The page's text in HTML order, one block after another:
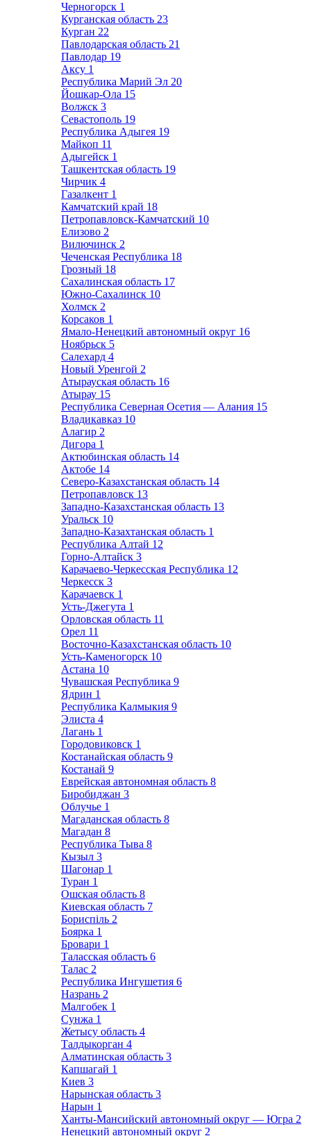
Черногорск 1
Курганская область 23
Курган 22
Павлодарская область 21
Павлодар 19
Аксу 1
Республика Марий Эл 20
Йошкар-Ола 15
Волжск 3
Севастополь 19
Республика Адыгея 19
Майкоп 11
Адыгейск 1
Ташкентская область 19
Чирчик 4
Газалкент 1
Камчатский край 18
Петропавловск-Камчатский 10
Елизово 2
Вилючинск 2
Чеченская Республика 18
Грозный 18
Сахалинская область 17
Южно-Сахалинск 10
Холмск 2
Корсаков 1
Ямало-Ненецкий автономный округ 16
Ноябрьск 5
Салехард 4
Новый Уренгой 2
Атырауская область 16
Атырау 15
Республика Северная Осетия — Алания 15
Владикавказ 10
Алагир 2
Дигора 1
Актюбинская область 14
Актобе 14
Северо-Казахстанская область 14
Петропавловск 13
Западно-Казахстанская область 13
Уральск 10
Западно-Казахтанская область 1
Республика Алтай 12
Горно-Алтайск 3
Карачаево-Черкесская Республика 12
Черкесск 3
Карачаевск 1
Усть-Джегута 1
Орловская область 11
Орел 11
Восточно-Казахстанская область 10
Усть-Каменогорск 10
Астана 10
Чувашская Республика 9
Ядрин 1
Республика Калмыкия 9
Элиста 4
Лагань 1
Городовиковск 1
Костанайская область 9
Костанай 9
Еврейская автономная область 8
Биробиджан 3
Облучье 1
Магаданская область 8
Магадан 8
Республика Тыва 8
Кызыл 3
Шагонар 1
Туран 1
Ошская область 8
Киевская область 7
Бориспіль 2
Боярка 1
Бровари 1
Таласская область 6
Талас 2
Республика Ингушетия 6
Назрань 2
Малгобек 1
Сунжа 1
Жетысу область 4
Талдыкорган 4
Алматинская область 3
Капшагай 1
Киев 3
Нарынская область 3
Нарын 1
Ханты-Мансийский автономный округ — Югра 2
Ненецкий автономный округ 2